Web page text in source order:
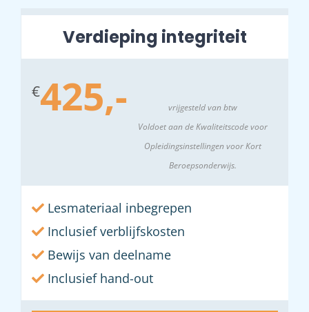
Verdieping integriteit
€425,-
vrijgesteld van btw
Voldoet aan de Kwaliteitscode voor
Opleidingsinstellingen voor Kort
Beroepsonderwijs.
Lesmateriaal inbegrepen
Inclusief verblijfskosten
Bewijs van deelname
Inclusief hand-out